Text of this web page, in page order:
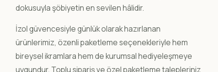
dokusuyla şöbiyetin en sevilen hâlidir.
İzol güvencesiyle günlük olarak hazırlanan
ürünlerimiz, özenli paketleme seçenekleriyle hem
bireysel ikramlara hem de kurumsal hediyeleşmeye
uygundur. Toplu sipariş ve özel paketleme talepleriniz